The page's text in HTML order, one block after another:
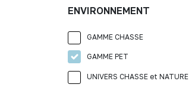
ENVIRONNEMENT
GAMME CHASSE
GAMME PET
UNIVERS CHASSE et NATURE